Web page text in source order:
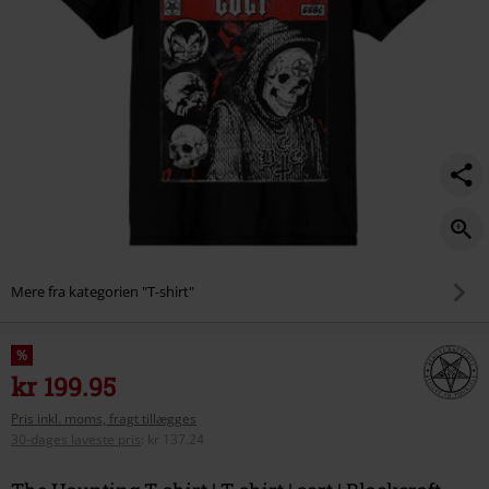
Mere fra kategorien "T-shirt"
%
kr 199.95
Pris inkl. moms, fragt tillægges
30-dages laveste pris
kr 137.24